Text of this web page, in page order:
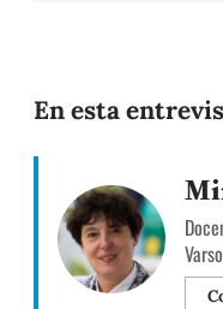
En esta